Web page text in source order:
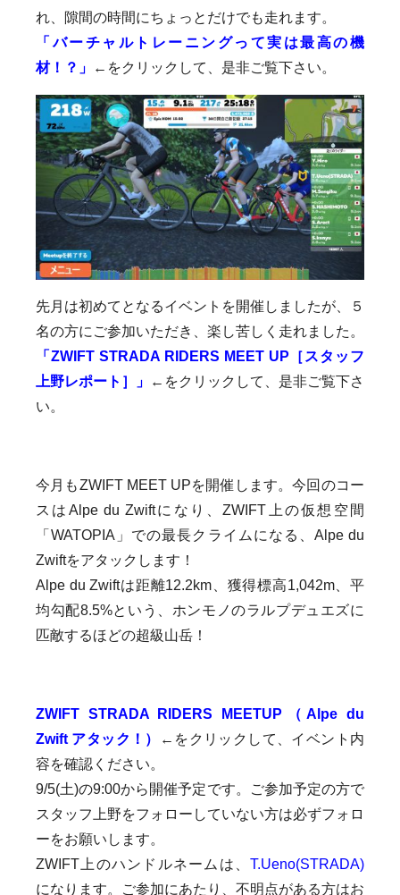
れ、隙間の時間にちょっとだけでも走れます。
「バーチャルトレーニングって実は最高の機
材！？」
←をクリックして、是非ご覧下さい。
先月は初めてとなるイベントを開催しましたが、５
名の方にご参加いただき、楽し苦しく走れました。
「ZWIFT STRADA RIDERS MEET UP［スタッフ
上野レポート］」
←をクリックして、是非ご覧下さ
い。
今月もZWIFT MEET UPを開催します。今回のコー
スはAlpe du Zwiftになり、ZWIFT上の仮想空間
「WATOPIA」での最長クライムになる、Alpe du
Zwiftをアタックします！
Alpe du Zwiftは距離12.2km、獲得標高1,042m、平
均勾配8.5%という、ホンモノのラルプデュエズに
匹敵するほどの超級山岳！
ZWIFT STRADA RIDERS MEETUP（Alpe du
Zwift アタック！）
←をクリックして、イベント内
容を確認ください。
9/5(土)の9:00から開催予定です。ご参加予定の方で
スタッフ上野をフォローしていない方は必ずフォロ
ーをお願いします。
ZWIFT上のハンドルネームは、 T.Ueno(STRADA)
になります。ご参加にあたり、不明点がある方はお